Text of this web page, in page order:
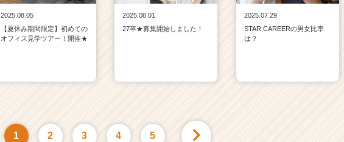
2025.08.05
【夏休み期間限定】初めての
オフィス見学ツアー！開催★
2025.08.01
27卒★募集開始しました！
2025.07.29
STAR CAREERの男女比率
は？
1 2 3 4 5